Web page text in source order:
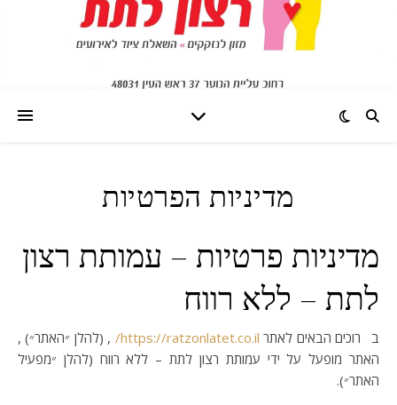
מדיניות הפרטיות
מדיניות פרטיות – עמותת רצון
לתת – ללא רווח
ברוכים הבאים לאתר https://ratzonlatet.co.il/ , (להלן ״האתר״) ,
האתר מופעל על ידי עמותת רצון לתת – ללא רווח (להלן ״מפעיל
האתר״).